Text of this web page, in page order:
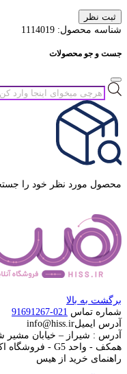
ثبت نظر
شناسه محصول: 1114019
جست و جو محصولات
جستجوی
محصولات
محصول مورد نظر خود را
برگشت به بالا
شماره تماس 021-91691267
آدرس ایمیلinfo@hiss.ir
آدرس : شیراز – خیابان
همکف - واحد G5 - فروشگاه اکلیل
راهنمای خرید از هیس